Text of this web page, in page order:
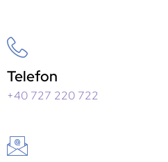
Telefon
+40 727 220 722